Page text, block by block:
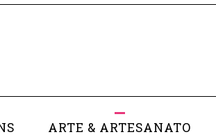
ARTE & ARTESANATO